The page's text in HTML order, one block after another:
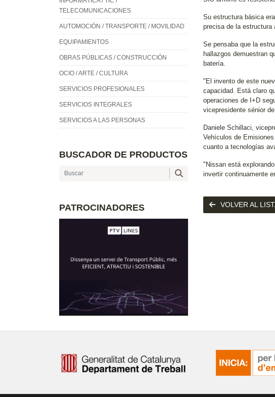
TELECOMUNICACIONES
AUTOMOCIÓN / TRANSPORTE / MOVILIDAD
EQUIPAMIENTOS
OBRAS PÚBLICAS / CONSTRUCCIÓN
OCIO / ARTE / CULTURA
SERVICIOS PROFESIONALES
SERVICIOS INTEGRALES
SERVICIOS A LAS PERSONAS
BUSCADOR DE PRODUCTOS
PATROCINADORES
Su estructura básica
precisa de la estructura
Se pensaba que la
hallazgos demuestran
batería.
"El invento de este
capacidad. Está claro
operaciones de I+D
vicepresidente sénior
Daniele Schillaci,
Vehículos de
cuanto a tecnologías
"Nissan está
invertir continuamente
VOLVER AL